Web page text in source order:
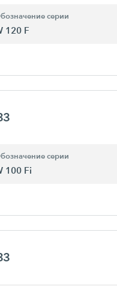
серии
120 F
серии
100 Fi